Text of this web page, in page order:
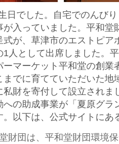
日でした。自宅でのんび
入っていました。平和堂
式が、草津市のエストピア
人として出席しました。
ーマーケット平和堂の創業
までに育てていただいた地
私財を寄付して設立されま
の助成事業が「夏原グラ
。以下は、公式サイトにあ
財団は、平和堂財団環境